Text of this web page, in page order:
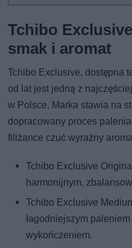
Tchibo
smak i aromat
Tchibo Exclusive, dostępna
od lat jest jedną z
w Polsce. Marka stawia na
dopracowany proces
filiżance czuć wyraźny
Tchibo Exclusive
harmonijnym,
Tchibo Exclusive
łagodniejszym
wykończeniem.